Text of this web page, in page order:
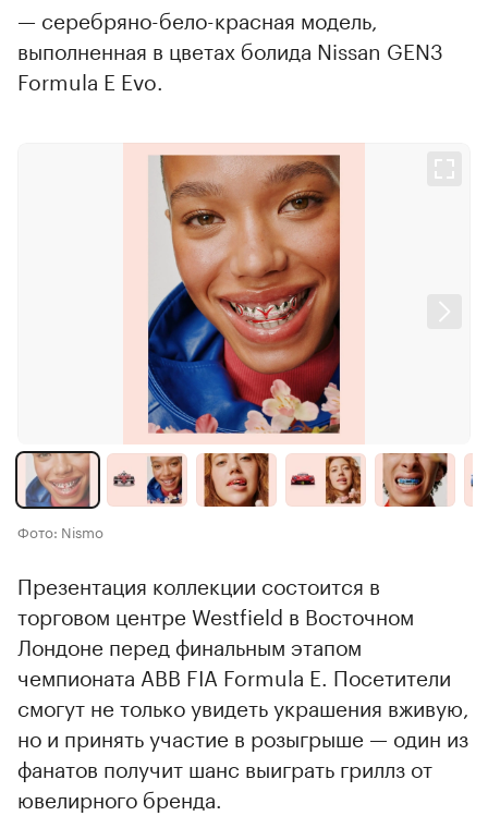
— серебряно-бело-красная модель,
выполненная в цветах болида Nissan GEN3
Formula E Evo.
Фото: Nismo
Презентация коллекции состоится в
торговом центре Westfield в Восточном
Лондоне перед финальным этапом
чемпионата ABB FIA Formula E. Посетители
смогут не только увидеть украшения вживую,
но и принять участие в розыгрыше — один из
фанатов получит шанс выиграть гриллз от
ювелирного бренда.